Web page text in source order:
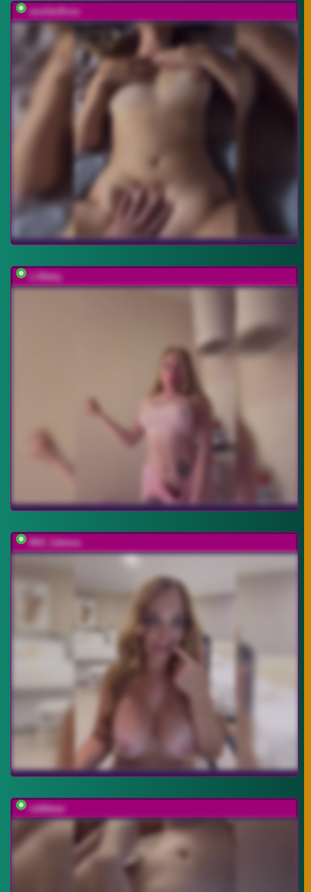
worldoflove
LiiBaby
Milf_Zabava
vattttaaa